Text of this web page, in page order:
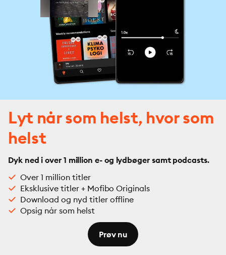
Lyt når som helst, hvor som
helst
Dyk ned i over 1 million e- og lydbøger samt podcasts.
Over 1 million titler
Eksklusive titler + Mofibo Originals
Download og nyd titler offline
Opsig når som helst
Prøv nu